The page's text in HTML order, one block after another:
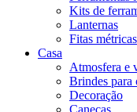
Kits de
Lanternas
Fitas métricas
Casa
Atmosfera e
Brindes para
Decoração
Canecas